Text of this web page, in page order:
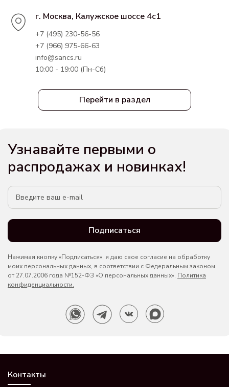
Перейти в раздел
г. Москва, Калужское шоссе 4с1
+7 (495) 230-56-56
+7 (966) 975-66-63
info@sancs.ru
10:00 - 19:00 (Пн-Сб)
Узнавайте первыми о
распродажах и новинках!
Подписаться
Нажимая кнопку «Подписаться», я даю свое согласие на обработку
моих персональных данных, в соответствии с Федеральным законом
от 27.07.2006 года №152-ФЗ «О персональных данных». Политика
конфиденциальности.
Контакты